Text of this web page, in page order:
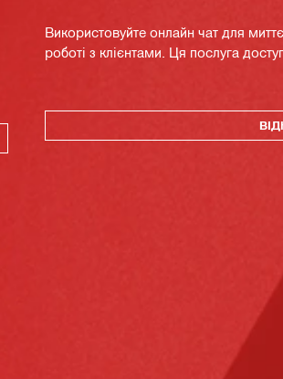
Використовуйте онлайн чат для
роботі з клієнтами. Ця послуга